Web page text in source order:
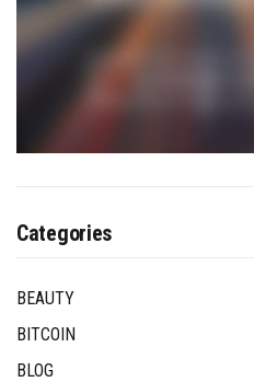
Categories
BEAUTY
BITCOIN
BLOG